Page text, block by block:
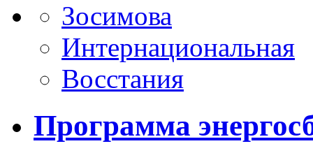
Зосимова
Интернациональная
Восстания
Программа